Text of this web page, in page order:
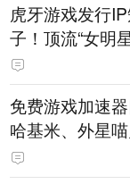
虎牙游戏发行
子！顶流“女明
PY 正版3D消除
惊喜曝光
免费游戏加速
哈基米、外星